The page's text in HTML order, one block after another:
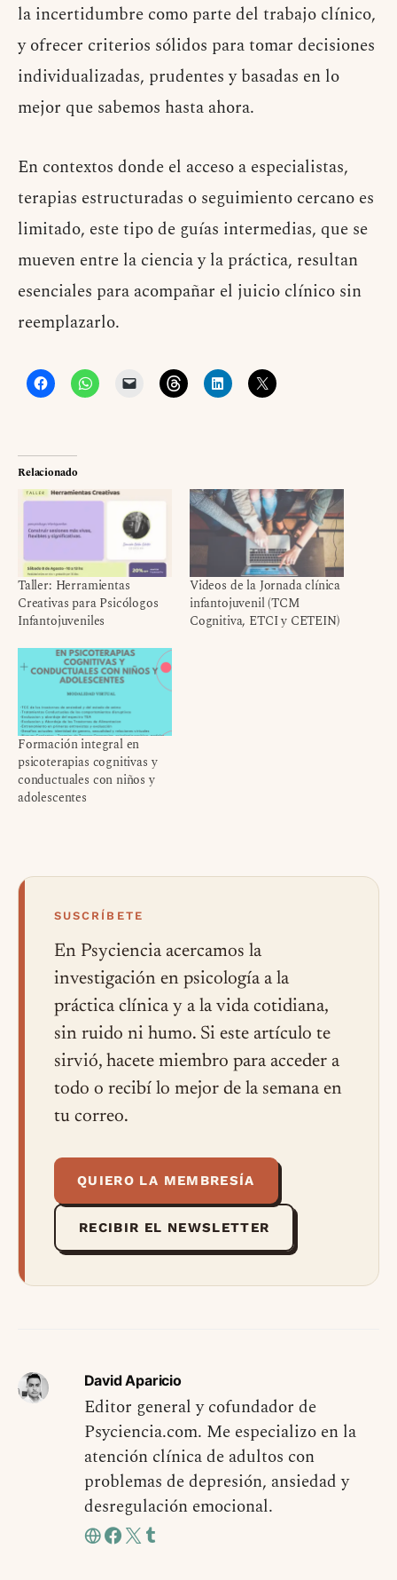
la incertidumbre como parte del trabajo clínico,
y ofrecer criterios sólidos para tomar decisiones
individualizadas, prudentes y basadas en lo
mejor que sabemos hasta ahora.
En contextos donde el acceso a especialistas,
terapias estructuradas o seguimiento cercano es
limitado, este tipo de guías intermedias, que se
mueven entre la ciencia y la práctica, resultan
esenciales para acompañar el juicio clínico sin
reemplazarlo.
Relacionado
Taller: Herramientas
Creativas para Psicólogos
Infantojuveniles
Videos de la Jornada clínica
infantojuvenil (TCM
Cognitiva, ETCI y CETEIN)
Formación integral en
psicoterapias cognitivas y
conductuales con niños y
adolescentes
SUSCRÍBETE
En Psyciencia acercamos la
investigación en psicología a la
práctica clínica y a la vida cotidiana,
sin ruido ni humo. Si este artículo te
sirvió, hacete miembro para acceder a
todo o recibí lo mejor de la semana en
tu correo.
QUIERO LA MEMBRESÍA
RECIBIR EL NEWSLETTER
David Aparicio
Editor general y cofundador de
Psyciencia.com. Me especializo en la
atención clínica de adultos con
problemas de depresión, ansiedad y
desregulación emocional.